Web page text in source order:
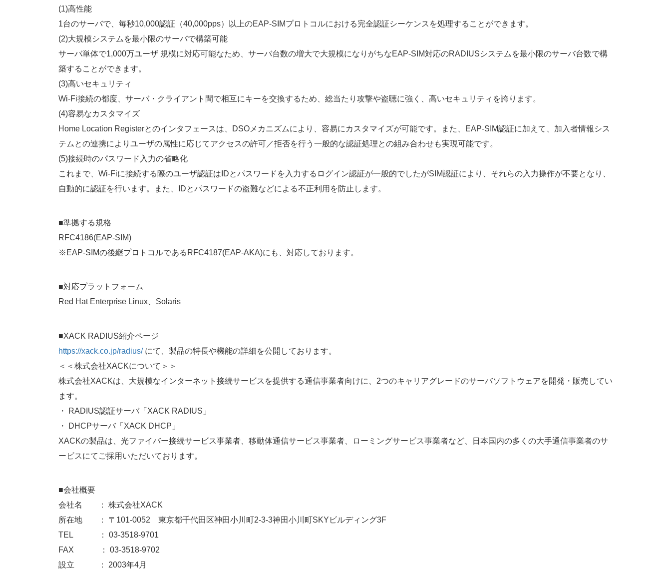
(1)高性能
1台のサーバで、毎秒10,000認証（40,000pps）以上のEAP-SIMプロトコルにおける完全認証シーケンスを処理することができます。
(2)大規模システムを最小限のサーバで構築可能
サーバ単体で1,000万ユーザ 規模に対応可能なため、サーバ台数の増大で大規模になりがちなEAP-SIM対応のRADIUSシステムを最小限のサーバ台数で構
築することができます。
(3)高いセキュリティ
Wi-Fi接続の都度、サーバ・クライアント間で相互にキーを交換するため、総当たり攻撃や盗聴に強く、高いセキュリティを誇ります。
(4)容易なカスタマイズ
Home Location Registerとのインタフェースは、DSOメカニズムにより、容易にカスタマイズが可能です。また、EAP-SIM認証に加えて、加入者情報シス
テムとの連携によりユーザの属性に応じてアクセスの許可／拒否を行う一般的な認証処理との組み合わせも実現可能です。
(5)接続時のパスワード入力の省略化
これまで、Wi-Fiに接続する際のユーザ認証はIDとパスワードを入力するログイン認証が一般的でしたがSIM認証により、それらの入力操作が不要となり、
自動的に認証を行います。また、IDとパスワードの盗難などによる不正利用を防止します。
■準拠する規格
RFC4186(EAP-SIM)
※EAP-SIMの後継プロトコルであるRFC4187(EAP-AKA)にも、対応しております。
■対応プラットフォーム
Red Hat Enterprise Linux、Solaris
■XACK RADIUS紹介ページ
https://xack.co.jp/radius/にて、製品の特長や機能の詳細を公開しております。
＜＜株式会社XACKについて＞＞
株式会社XACKは、大規模なインターネット接続サービスを提供する通信事業者向けに、2つのキャリアグレードのサーバソフトウェアを開発・販売してい
ます。
・ RADIUS認証サーバ「XACK RADIUS」
・ DHCPサーバ「XACK DHCP」
XACKの製品は、光ファイバー接続サービス事業者、移動体通信サービス事業者、ローミングサービス事業者など、日本国内の多くの大手通信事業者のサ
ービスにてご採用いただいております。
■会社概要
会社名 ： 株式会社XACK
所在地 ： 〒101-0052 東京都千代田区神田小川町2-3-3神田小川町SKYビルディング3F
TEL ： 03-3518-9701
FAX ： 03-3518-9702
設立 ： 2003年4月